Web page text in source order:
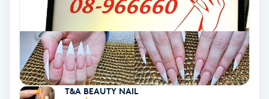
Pensionärklippning
Permanent
T&A BEAUTY NAIL